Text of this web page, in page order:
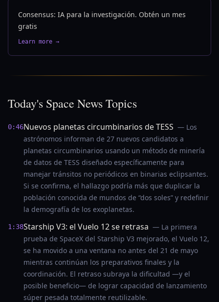
Consensus: IA para la investigación. Obtén un mes
gratis
Learn more →
Today's Space News Topics
0:46Nuevos planetas circumbinarios de TESS — Los
astrónomos informan de 27 nuevos candidatos a
planetas circumbinarios usando un método de minería
de datos de TESS diseñado específicamente para
manejar tránsitos no periódicos en binarias eclipsantes.
Si se confirma, el hallazgo podría más que duplicar la
población conocida de mundos de “dos soles” y redefinir
la demografía de los exoplanetas.
1:38Starship V3: el Vuelo 12 se retrasa — La primera
prueba de SpaceX del Starship V3 mejorado, el Vuelo 12,
se ha movido a una ventana no antes del 21 de mayo
mientras continúan los preparativos finales y la
coordinación. El retraso subraya la dificultad —y el
posible beneficio— de lograr capacidad de lanzamiento
súper pesada totalmente reutilizable.